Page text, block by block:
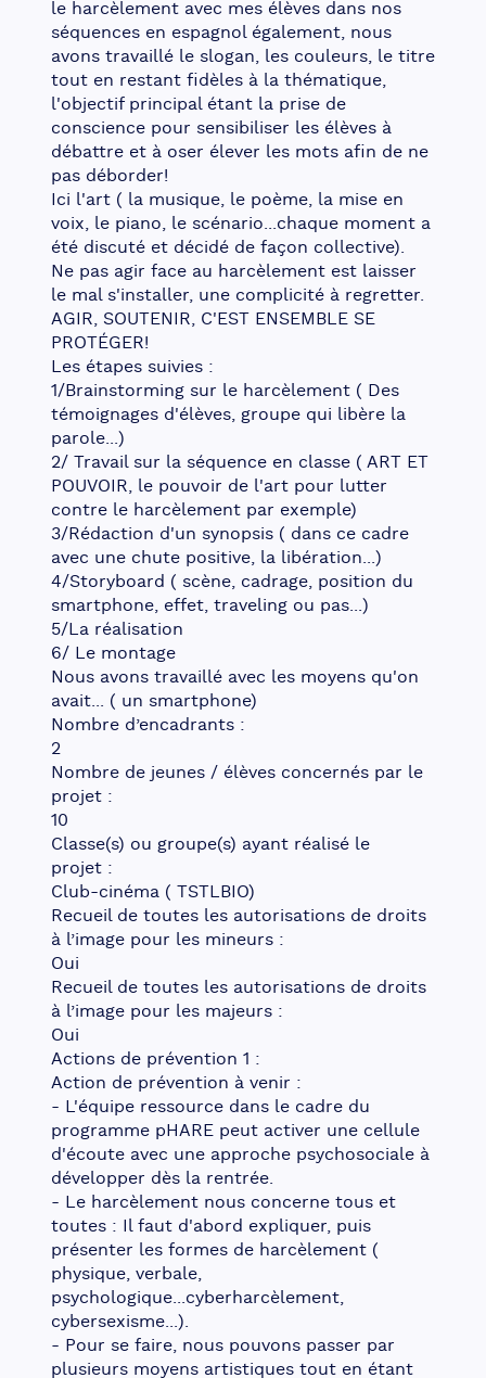
le harcèlement avec mes élèves dans nos
séquences en espagnol également, nous
avons travaillé le slogan, les couleurs, le titre
tout en restant fidèles à la thématique,
l'objectif principal étant la prise de
conscience pour sensibiliser les élèves à
débattre et à oser élever les mots afin de ne
pas déborder!
Ici l'art ( la musique, le poème, la mise en
voix, le piano, le scénario...chaque moment a
été discuté et décidé de façon collective).
Ne pas agir face au harcèlement est laisser
le mal s'installer, une complicité à regretter.
AGIR, SOUTENIR, C'EST ENSEMBLE SE
PROTÉGER!
Les étapes suivies :
1/Brainstorming sur le harcèlement ( Des
témoignages d'élèves, groupe qui libère la
parole...)
2/ Travail sur la séquence en classe ( ART ET
POUVOIR, le pouvoir de l'art pour lutter
contre le harcèlement par exemple)
3/Rédaction d'un synopsis ( dans ce cadre
avec une chute positive, la libération...)
4/Storyboard ( scène, cadrage, position du
smartphone, effet, traveling ou pas...)
5/La réalisation
6/ Le montage
Nous avons travaillé avec les moyens qu'on
avait... ( un smartphone)
Nombre d’encadrants :
2
Nombre de jeunes / élèves concernés par le
projet :
10
Classe(s) ou groupe(s) ayant réalisé le
projet :
Club-cinéma ( TSTLBIO)
Recueil de toutes les autorisations de droits
à l’image pour les mineurs :
Oui
Recueil de toutes les autorisations de droits
à l’image pour les majeurs :
Oui
Actions de prévention 1 :
Action de prévention à venir :
- L'équipe ressource dans le cadre du
programme pHARE peut activer une cellule
d'écoute avec une approche psychosociale à
développer dès la rentrée.
- Le harcèlement nous concerne tous et
toutes : Il faut d'abord expliquer, puis
présenter les formes de harcèlement (
physique, verbale,
psychologique...cyberharcèlement,
cybersexisme...).
- Pour se faire, nous pouvons passer par
plusieurs moyens artistiques tout en étant